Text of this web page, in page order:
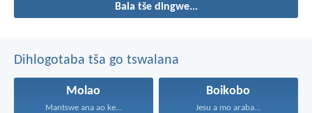
Bala tše dingwe...
Dihlogotaba tša go tswalana
Molao
Mantswe ana ao ke...
Boikobo
Jesu a mo araba...